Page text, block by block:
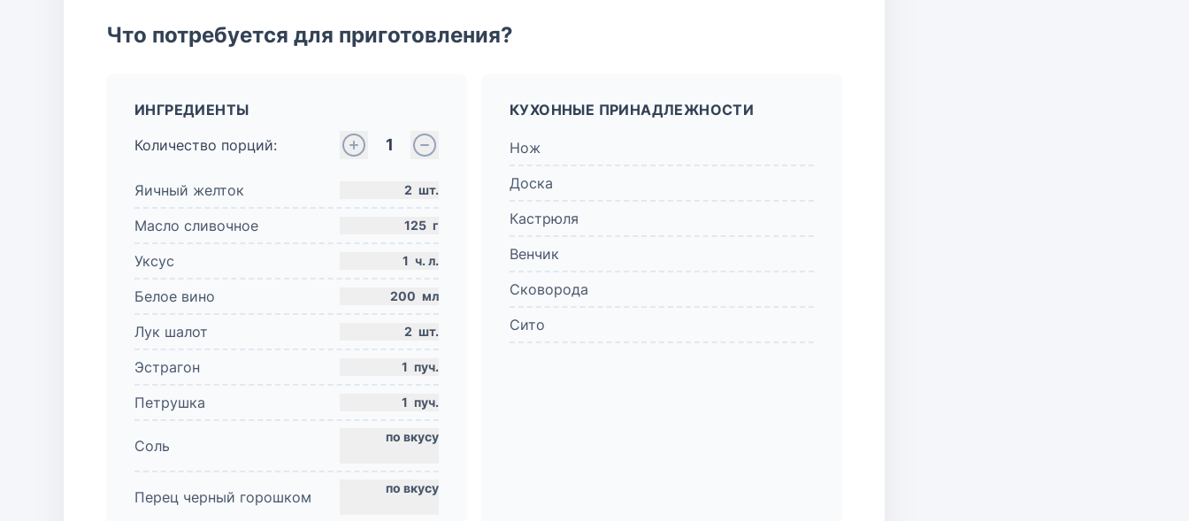
Что потребуется для приготовления?
ИНГРЕДИЕНТЫ
Количество порций:
1
Яичный желток 2 шт.
Масло сливочное 125 г
Уксус 1 ч. л.
Белое вино 200 мл
Лук шалот 2 шт.
Эстрагон 1 пуч.
Петрушка 1 пуч.
Соль
Перец черный горошком
КУХОННЫЕ ПРИНАДЛЕЖНОСТИ
Нож
Доска
Кастрюля
Венчик
Сковорода
Сито